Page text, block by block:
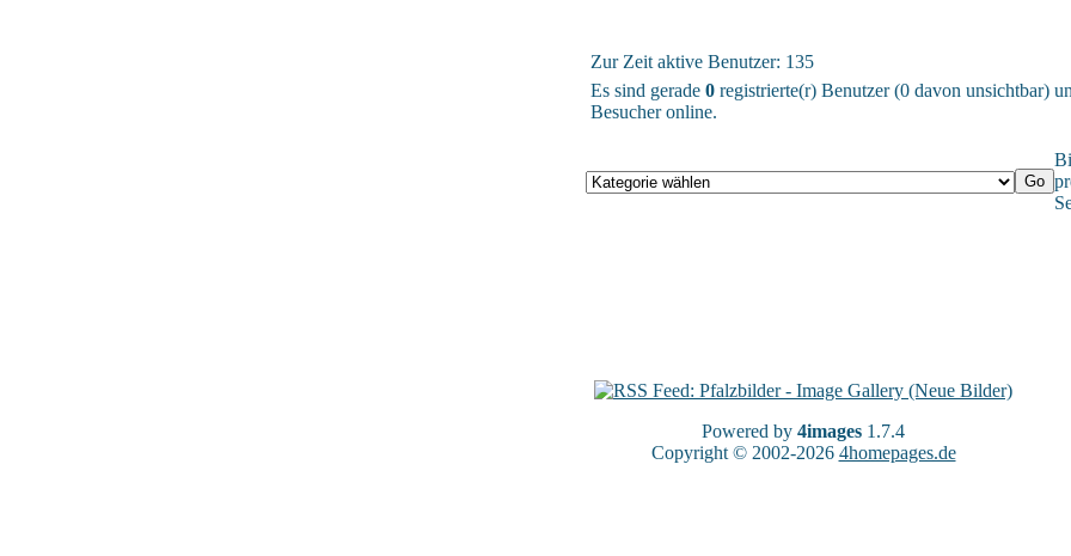
Zur Zeit aktive Benutzer: 135
Es sind gerade 0 registrierte(r) Benutzer (0 davon unsichtbar)
Besucher online.
Powered by 4images 1.7.4
Copyright © 2002-2026 4homepages.de